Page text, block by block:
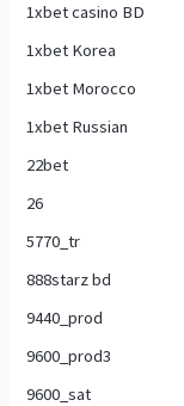
1xbet casino BD
1xbet Korea
1xbet Morocco
1xbet Russian
22bet
26
5770_tr
888starz bd
9440_prod
9600_prod3
9600_sat